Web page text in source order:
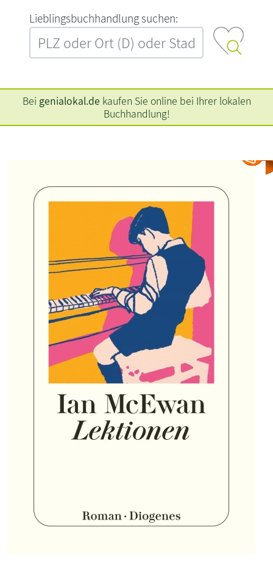
L‍i‍e‍b‍l‍i‍n‍g‍s‍b‍u‍c‍h‍h‍a‍n‍d‍l‍u‍n‍g‍ ‍s‍u‍c‍h‍e‍n‍:‍
Bei genialokal.de kaufen Sie online bei Ihrer lokalen
Buchhandlung!